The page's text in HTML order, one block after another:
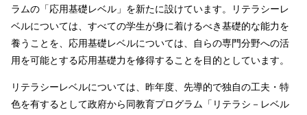
ラムの「応用基礎レベル」を新たに設けています。リテラシーレ
ベルについては、すべての学生が身に着けるべき基礎的な能力を
養うことを、応用基礎レベルについては、自らの専門分野への活
用を可能とする応用基礎力を修得することを目的としています。
リテラシーレベルについては、昨年度、先導的で独自の工夫・特
色を有するとして政府から同教育プログラム「リテラシ－レベル